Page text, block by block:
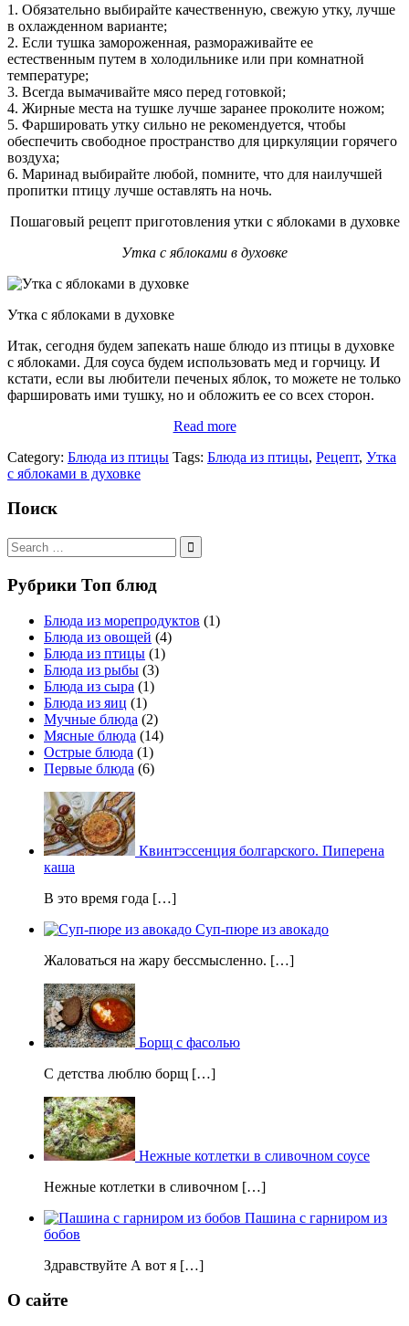
1. Обязательно выбирайте качественную, свежую утку, лучше
в охлажденном варианте;
2. Если тушка замороженная, размораживайте ее
естественным путем в холодильнике или при комнатной
температуре;
3. Всегда вымачивайте мясо перед готовкой;
4. Жирные места на тушке лучше заранее проколите ножом;
5. Фаршировать утку сильно не рекомендуется, чтобы
обеспечить свободное пространство для циркуляции горячего
воздуха;
6. Маринад выбирайте любой, помните, что для наилучшей
пропитки птицу лучше оставлять на ночь.
Пошаговый рецепт приготовления утки с яблоками в духовке
Утка с яблоками в духовке
Утка с яблоками в духовке
Итак, сегодня будем запекать наше блюдо из птицы в духовке
с яблоками. Для соуса будем использовать мед и горчицу. И
кстати, если вы любители печеных яблок, то можете не только
фаршировать ими тушку, но и обложить ее со всех сторон.
Read more
Category: Блюда из птицы Tags: Блюда из птицы, Рецепт, Утка
с яблоками в духовке
Поиск
Search
for:
Рубрики Топ блюд
Блюда из морепродуктов (1)
Блюда из овощей (4)
Блюда из птицы (1)
Блюда из рыбы (3)
Блюда из сыра (1)
Блюда из яиц (1)
Мучные блюда (2)
Мясные блюда (14)
Острые блюда (1)
Первые блюда (6)
Квинтэссенция болгарского. Пиперена
каша
В это время года […]
Суп-пюре из авокадо
Жаловаться на жару бессмысленно. […]
Борщ с фасолью
С детства люблю борщ […]
Нежные котлетки в сливочном соусе
Нежные котлетки в сливочном […]
Пашина с гарниром из
бобов
Здравствуйте А вот я […]
О сайте